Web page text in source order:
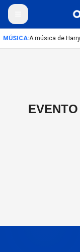
MÚSICA:A música de